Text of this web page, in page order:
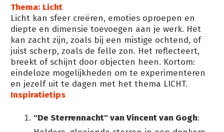
Thema: Licht
Licht kan sfeer creëren, emoties oproepen en
diepte en dimensie toevoegen aan je werk. Het
kan zacht zijn, zoals bij een mistige ochtend, of
juist scherp, zoals de felle zon. Het reflecteert,
breekt of schijnt door objecten heen. Kortom:
eindeloze mogelijkheden om te experimenteren
en jezelf uit te dagen met het thema LICHT.
Inspiratietips
"De Sterrennacht" van Vincent van Gogh: